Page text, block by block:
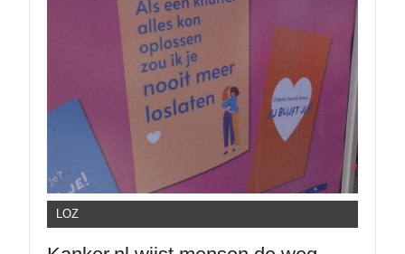
LOZ